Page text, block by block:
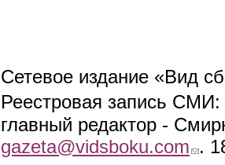
Сетевое издание «Вид
Реестровая запись СМИ:
главный редактор -
gazeta@vidsboku.com (link
.